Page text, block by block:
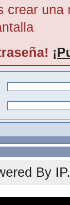
crear
By